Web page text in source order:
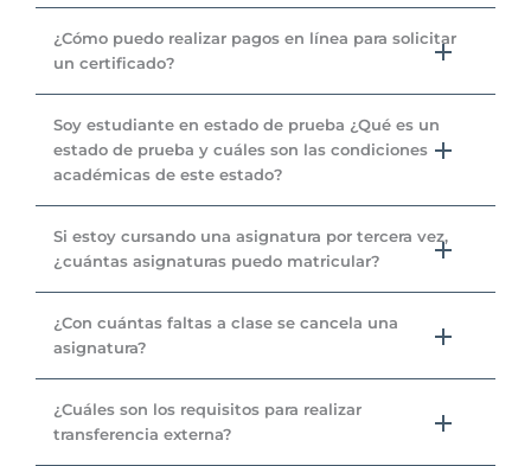
¿Cómo puedo realizar pagos en línea para solicitar
un certificado?
Soy estudiante en estado de prueba ¿Qué es un
estado de prueba y cuáles son las condiciones
académicas de este estado?
Si estoy cursando una asignatura por tercera vez,
¿cuántas asignaturas puedo matricular?
¿Con cuántas faltas a clase se cancela una
asignatura?
¿Cuáles son los requisitos para realizar
transferencia externa?